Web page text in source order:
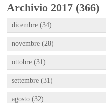
Archivio 2017 (366)
dicembre (34)
novembre (28)
ottobre (31)
settembre (31)
agosto (32)